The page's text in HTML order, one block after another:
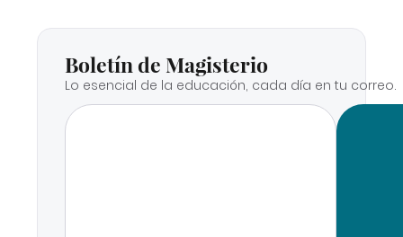
Boletín de Magisterio
Lo esencial de la educación, cada día en tu correo.